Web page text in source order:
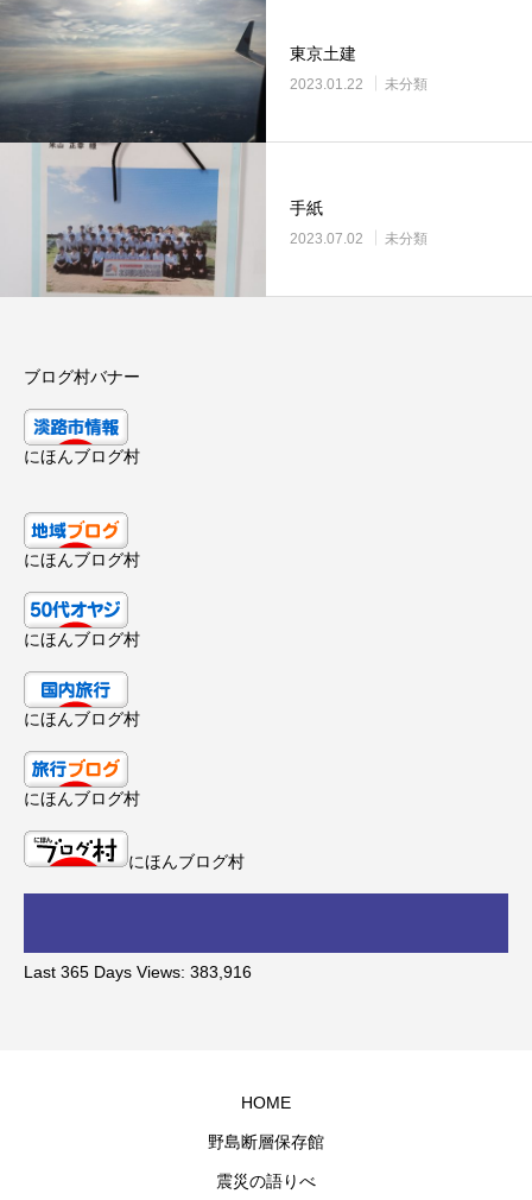
東京土建
2023.01.22 未分類
手紙
2023.07.02 未分類
ブログ村バナー
にほんブログ村
にほんブログ村
にほんブログ村
にほんブログ村
にほんブログ村
にほんブログ村
Last 365 Days Views: 383,916
HOME
野島断層保存館
震災の語りべ